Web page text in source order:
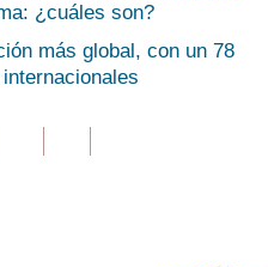
¿cuáles son?
más global, con un 78